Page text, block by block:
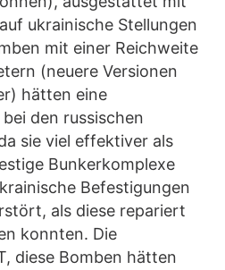
ukrainische Stellungen
mit einer Reichweite
(neuere Versionen
hätten eine
den russischen
sie viel effektiver als
Bunkerkomplexe
Befestigungen
als diese repariert
konnten. Die
diese Bomben hätten